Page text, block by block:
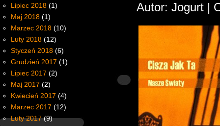
Lipiec 2018 (1)
Maj 2018 (1)
Marzec 2018 (10)
Luty 2018 (12)
Styczeń 2018 (6)
Grudzień 2017 (1)
Lipiec 2017 (2)
Maj 2017 (2)
Kwiecień 2017 (4)
Marzec 2017 (12)
Luty 2017(9)
Autor: Jogurt |